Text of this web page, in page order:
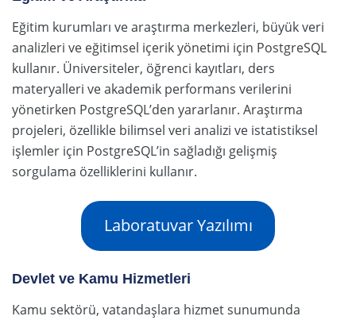
Eğitim kurumları ve araştırma merkezleri, büyük veri
analizleri ve eğitimsel içerik yönetimi için PostgreSQL
kullanır. Üniversiteler, öğrenci kayıtları, ders
materyalleri ve akademik performans verilerini
yönetirken PostgreSQL’den yararlanır. Araştırma
projeleri, özellikle bilimsel veri analizi ve istatistiksel
işlemler için PostgreSQL’in sağladığı gelişmiş
sorgulama özelliklerini kullanır.
Laboratuvar Yazılımı
Devlet ve Kamu Hizmetleri
Kamu sektörü, vatandaşlara hizmet sunumunda